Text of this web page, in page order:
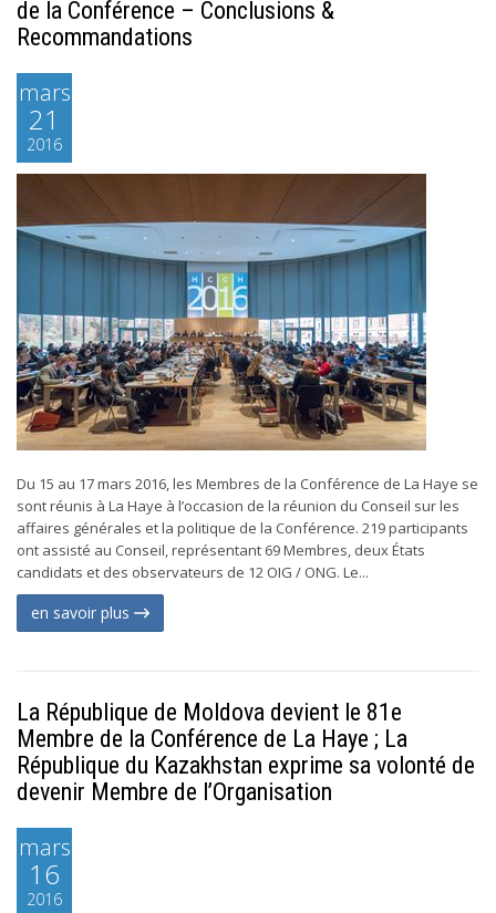
de la Conférence – Conclusions &
Recommandations
mars
21
2016
Du 15 au 17 mars 2016, les Membres de la Conférence de La Haye se
sont réunis à La Haye à l’occasion de la réunion du Conseil sur les
affaires générales et la politique de la Conférence. 219 participants
ont assisté au Conseil, représentant 69 Membres, deux États
candidats et des observateurs de 12 OIG / ONG. Le...
en savoir plus
La République de Moldova devient le 81e
Membre de la Conférence de La Haye ; La
République du Kazakhstan exprime sa volonté de
devenir Membre de l’Organisation
mars
16
2016